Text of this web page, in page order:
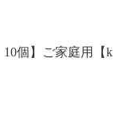
10個】ご家庭用【k